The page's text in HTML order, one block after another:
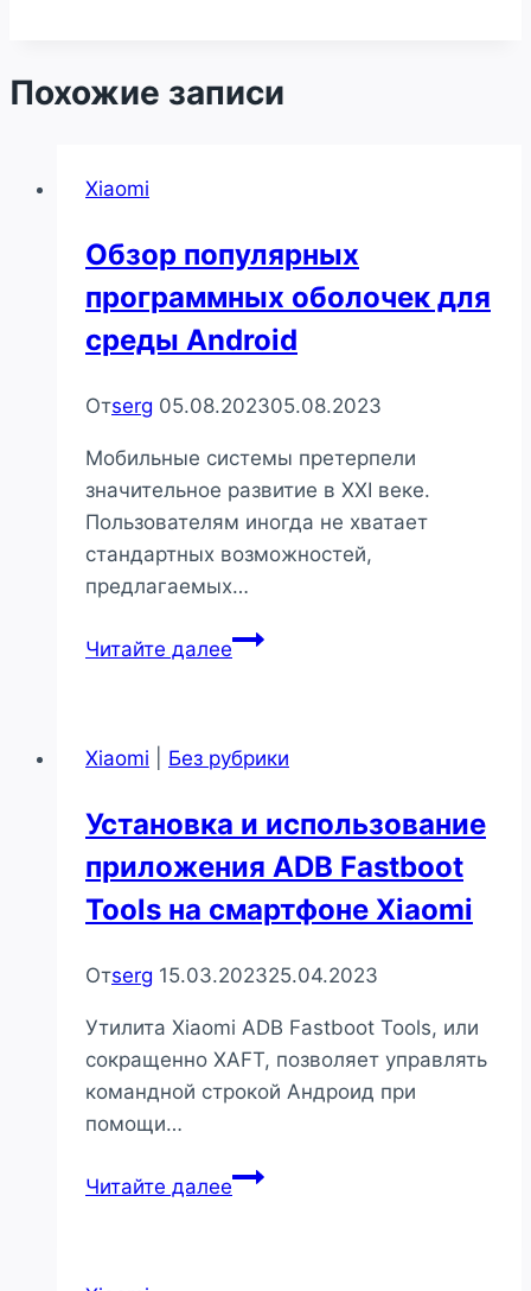
Похожие записи
Xiaomi
Обзор популярных
программных оболочек для
среды Android
Отserg 05.08.202305.08.2023
Мобильные системы претерпели
значительное развитие в XXI веке.
Пользователям иногда не хватает
стандартных возможностей,
предлагаемых…
Читайте далееОбзор
для
Android
Xiaomi Без рубрики
Установка и использование
приложения ADB Fastboot
Tools на смартфоне Xiaomi
Отserg 15.03.202325.04.2023
Утилита Xiaomi ADB Fastboot Tools, или
сокращенно XAFT, позволяет управлять
командной строкой Андроид при
помощи…
Читайте далееУстановка